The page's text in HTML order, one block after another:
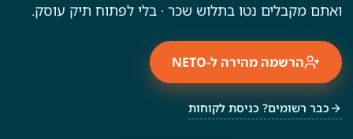
ואתם מקבלים נטו בתלוש שכר · בלי לפתוח תיק עוסק.
הרשמה מהירה ל-NETO
כבר רשומים? כניסת לקוחות